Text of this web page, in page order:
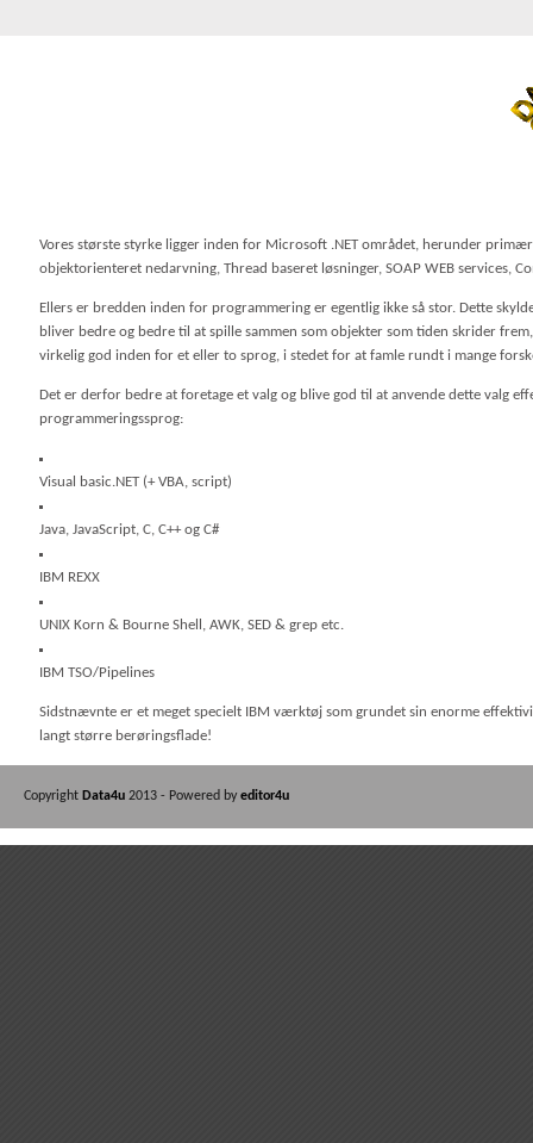
Vores største styrke ligger inden for Microsoft .NET området, herunder primært
objektorienteret nedarvning, Thread baseret løsninger, SOAP WEB services,
Ellers er bredden inden for programmering er egentlig ikke så stor. Dette
bliver bedre og bedre til at spille sammen som objekter som tiden skrider
virkelig god inden for et eller to sprog, i stedet for at famle rundt i mange
Det er derfor bedre at foretage et valg og blive god til at anvende dette valg
programmeringssprog:
Visual basic.NET (+ VBA, script)
Java, JavaScript, C, C++ og C#
IBM REXX
UNIX Korn & Bourne Shell, AWK, SED & grep etc.
IBM TSO/Pipelines
Sidstnævnte er et meget specielt IBM værktøj som grundet sin enorme
langt større berøringsflade!
Copyright Data4u 2013 - Powered by editor4u